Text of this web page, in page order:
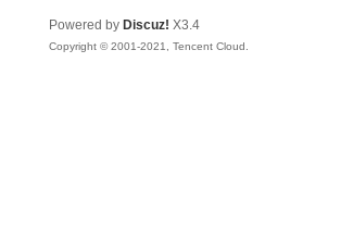
网
Powered by Discuz! X3.4
Copyright © 2001-2021, Tencent Cloud.